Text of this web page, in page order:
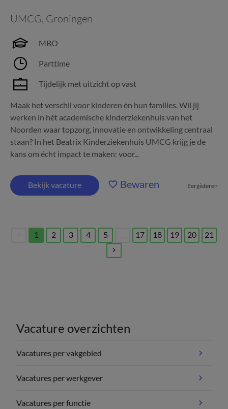
UMCG, Groningen
MBO
Parttime
Tijdelijk met uitzicht op vast
Maak het verschil voor kinderen én hun families. Wil jij
werken in hét academische kinderziekenhuis van het
Noorden waar topzorg, innovatie en ontwikkeling centraal
staan? In het Beatrix Kinderziekenhuis UMCG krijg je de
kans om écht impact te maken: voor...
Bekijk vacature Bewaren Eergisteren
1
(current)
2 3 4 5 17 18 19 20 21
Vacature overzichten
Vacatures per vakgebied
Vacatures per werkgever
Vacatures per functie